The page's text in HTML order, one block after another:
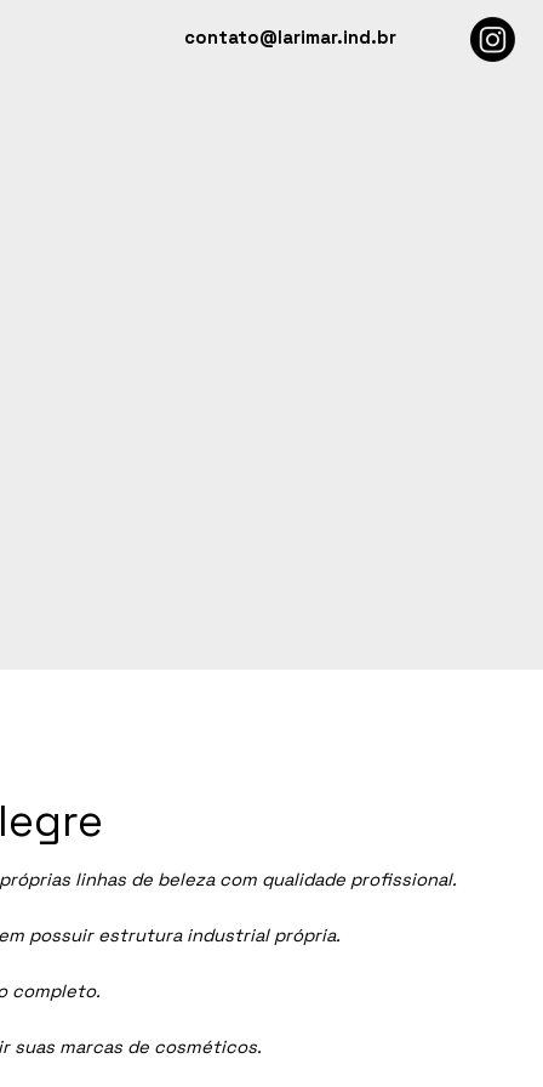
contato@larimar.ind.br
linhas de beleza com qualidade profissional.
possuir estrutura industrial própria.
completo.
suas marcas de cosméticos.